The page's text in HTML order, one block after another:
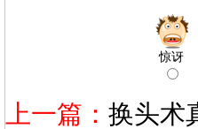
惊讶
上一篇： 换头术